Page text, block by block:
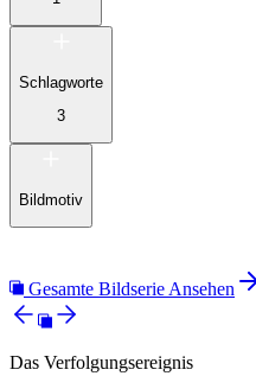
Schlagworte
3
Bildmotiv
Gesamte Bildserie Ansehen
Das Verfolgungsereignis